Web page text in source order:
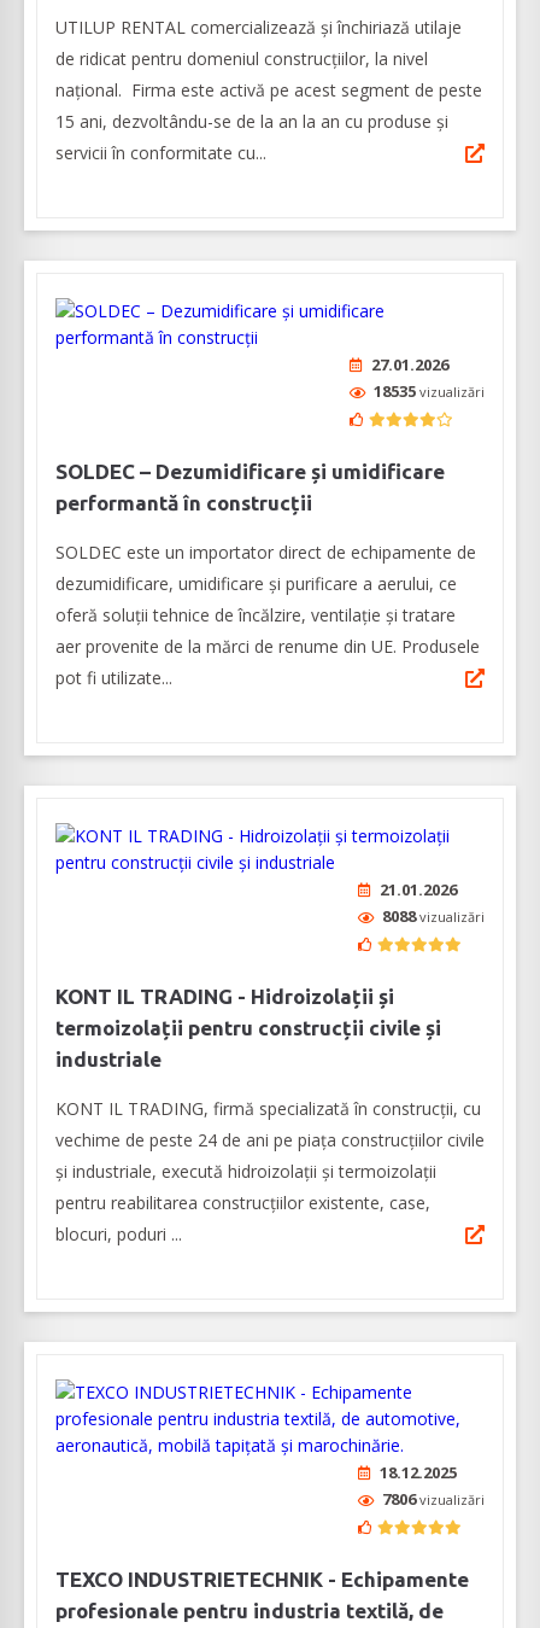
UTILUP RENTAL comercializează și închiriază utilaje
de ridicat pentru domeniul construcțiilor, la nivel
național. Firma este activă pe acest segment de peste
15 ani, dezvoltându-se de la an la an cu produse și
servicii în conformitate cu...
27.01.2026
18535 vizualizări
SOLDEC – Dezumidificare și umidificare
performantă în construcții
SOLDEC este un importator direct de echipamente de
dezumidificare, umidificare și purificare a aerului, ce
oferă soluții tehnice de încălzire, ventilație și tratare
aer provenite de la mărci de renume din UE. Produsele
pot fi utilizate...
21.01.2026
8088vizualizări
KONT IL TRADING - Hidroizolații și
termoizolații pentru construcții civile și
industriale
KONT IL TRADING, firmă specializată în construcții, cu
vechime de peste 24 de ani pe piața construcţiilor civile
și industriale, execută hidroizolații și termoizolații
pentru reabilitarea construcțiilor existente, case,
blocuri, poduri ...
18.12.2025
7806vizualizări
TEXCO INDUSTRIETECHNIK - Echipamente
profesionale pentru industria textilă, de